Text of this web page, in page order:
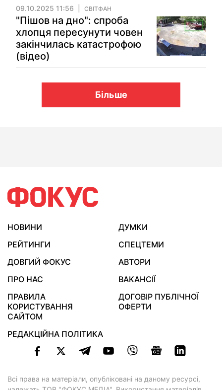
09.10.2025 11:56 СВІТФАН
"Пішов на дно": спроба
хлопця пересунути човен
закінчилась катастрофою
(відео)
Більше
НОВИНИ
ДУМКИ
РЕЙТИНГИ
СПЕЦТЕМИ
ДОВГИЙ ФОКУС
АВТОРИ
ПРО НАС
ВАКАНСІЇ
ПРАВИЛА
КОРИСТУВАННЯ
САЙТОМ
ДОГОВІР ПУБЛІЧНОЇ
ОФЕРТИ
РЕДАКЦІЙНА ПОЛІТИКА
Всі права на матеріали, опубліковані на даному ресурсі,